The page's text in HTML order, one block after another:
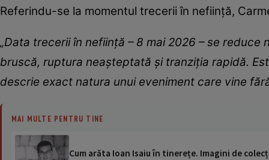
Referindu-se la momentul trecerii în neființă,
„Data trecerii în neființă – 8 mai 2026 – se
bruscă, ruptura neașteptată și tranziția rapidă.
descrie exact natura unui eveniment care vine
MAI MULTE PENTRU TINE
Cum arăta Ioan Isaiu în tinerețe. Imagini de